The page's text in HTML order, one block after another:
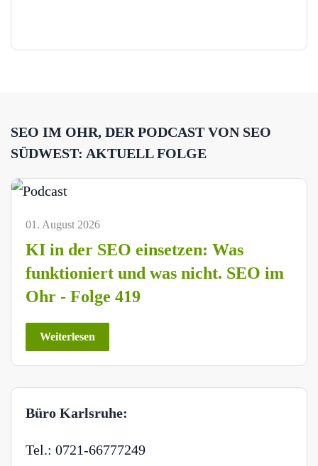
SEO IM OHR, DER PODCAST VON SEO
SÜDWEST: AKTUELL FOLGE
01. August 2026
KI in der SEO einsetzen: Was
funktioniert und was nicht. SEO im
Ohr - Folge 419
Weiterlesen
Büro Karlsruhe:
Tel.: 0721-66777249